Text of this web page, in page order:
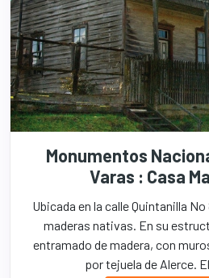
Monumentos
Varas : Casa
Ubicada en la calle Quintanilla
maderas nativas. En su
entramado de madera, con
por tejuela de Alerce.